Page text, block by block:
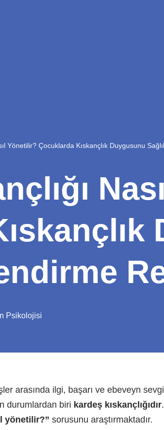
Yönetilir? Çocuklarda Kıskançlık Duygusunu
Psikolojisi
arasında ilgi, başarı ve ebeveyn
durumlardan biri kardeş kıskançlığıdır
yönetilir?” sorusunu araştırmaktadır.